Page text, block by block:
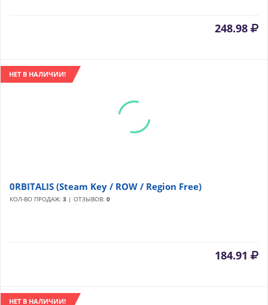
248.98
НЕТ В НАЛИЧИИ!
0RBITALIS (Steam Key / ROW / Region Free)
КОЛ-ВО ПРОДАЖ: 3 | ОТЗЫВОВ: 0
184.91
НЕТ В НАЛИЧИИ!